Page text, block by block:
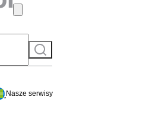
Szukaj
Nasze serwisy